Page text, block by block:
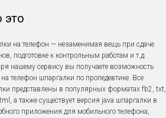
это
на телефон — незаменимая вещь при сдаче
подготовке к контрольным работам и т.д.
нашему сервису вы получаете возможность
на телефон шпаргалки по пропедевтике. Все
представлены в популярных форматах fb2, txt,
а также существует версия java шпаргалки в
приложения для мобильного телефона,